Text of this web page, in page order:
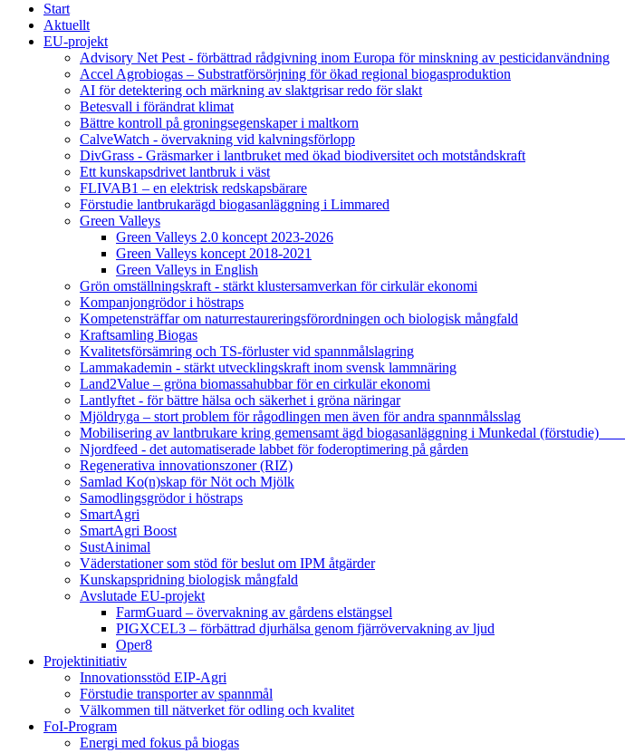
Start
Aktuellt
EU-projekt
Advisory Net Pest - förbättrad rådgivning inom Europa för minskning av pesticidanvändning
Accel Agrobiogas – Substratförsörjning för ökad regional biogasproduktion
AI för detektering och märkning av slaktgrisar redo för slakt
Betesvall i förändrat klimat
Bättre kontroll på groningsegenskaper i maltkorn
CalveWatch - övervakning vid kalvningsförlopp
DivGrass - Gräsmarker i lantbruket med ökad biodiversitet och motståndskraft
Ett kunskapsdrivet lantbruk i väst
FLIVAB1 – en elektrisk redskapsbärare
Förstudie lantbrukarägd biogasanläggning i Limmared
Green Valleys
Green Valleys 2.0 koncept 2023-2026
Green Valleys koncept 2018-2021
Green Valleys in English
Grön omställningskraft - stärkt klustersamverkan för cirkulär ekonomi
Kompanjongrödor i höstraps
Kompetensträffar om naturrestaureringsförordningen och biologisk mångfald
Kraftsamling Biogas
Kvalitetsförsämring och TS-förluster vid spannmålslagring
Lammakademin - stärkt utvecklingskraft inom svensk lammnäring
Land2Value – gröna biomassahubbar för en cirkulär ekonomi
Lantlyftet - för bättre hälsa och säkerhet i gröna näringar
Mjöldryga – stort problem för rågodlingen men även för andra spannmålsslag
Mobilisering av lantbrukare kring gemensamt ägd biogasanläggning i Munkedal (förstudie)
Njordfeed - det automatiserade labbet för foderoptimering på gården
Regenerativa innovationszoner (RIZ)
Samlad Ko(n)skap för Nöt och Mjölk
Samodlingsgrödor i höstraps
SmartAgri
SmartAgri Boost
SustAinimal
Väderstationer som stöd för beslut om IPM åtgärder
Kunskapspridning biologisk mångfald
Avslutade EU-projekt
FarmGuard – övervakning av gårdens elstängsel
PIGXCEL3 – förbättrad djurhälsa genom fjärrövervakning av ljud
Oper8
Projektinitiativ
Innovationsstöd EIP-Agri
Förstudie transporter av spannmål
Välkommen till nätverket för odling och kvalitet
FoI-Program
Energi med fokus på biogas